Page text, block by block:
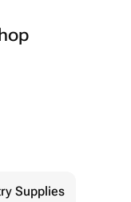
Supplies